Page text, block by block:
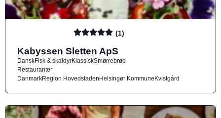
(1)
Kabyssen Sletten ApS
DanskFisk & skaldyrKlassiskSmørrebrød
Restauranter
DanmarkRegion HovedstadenHelsingør KommuneKvistgård